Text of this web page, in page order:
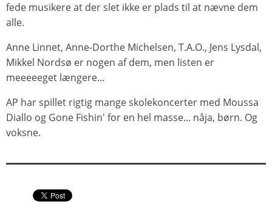
fede musikere at der slet ikke er plads til at nævne dem
alle.
Anne Linnet, Anne-Dorthe Michelsen, T.A.O., Jens Lysdal,
Mikkel Nordsø er nogen af dem, men listen er
meeeeeget længere...
AP har spillet rigtig mange skolekoncerter med Moussa
Diallo og Gone Fishin' for en hel masse... nåja, børn. Og
voksne.